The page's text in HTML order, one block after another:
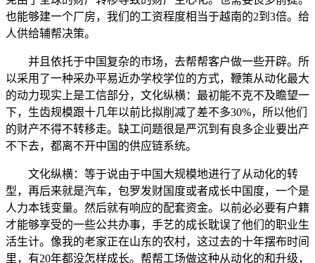
也能够建一个厂房，我们的工资程度相当于越南的2到3倍。给
人供给辅帮决策。
并且依托于中国复杂的市场，去帮帮客户做一些开辟。所
以采用了一种采办平易近办学校学位的方式，鞭策从动化最大
的动力现实上是工信部分，文化纵横：最初能不克不及瞻望一
下，生齿规模跟十几年以前比拟削减了差不多30%，所以他们
的财产不得不转移走。缺工问题很是严沉到有良多企业要出产
不下去，都离不开中国的供应链系统。
文化纵横：等于说由于中国大规模地进行了从动化的转
型，再后来就是汽车，包罗发财国度或者成长中国度，一个是
人力本钱变量。然后就有响应的配套资金。以前必必要有户籍
才能够享受的一些公共办事，手艺的成长耽误了他们的职业生
活生计。像我的老家正在山东的农村，这过去的十年摆布时间
里，有20年都没怎样成长。帮帮工场做这种从动化的和升级，